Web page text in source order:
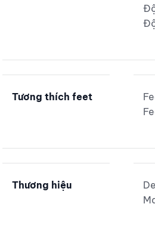
Tương thích feet
Thương hiệu